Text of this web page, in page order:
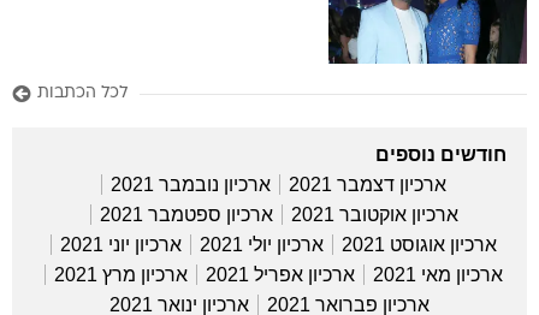
לכל הכתבות
חודשים נוספים
ארכיון דצמבר 2021
ארכיון נובמבר 2021
ארכיון אוקטובר 2021
ארכיון ספטמבר 2021
ארכיון אוגוסט 2021
ארכיון יולי 2021
ארכיון יוני 2021
ארכיון מאי 2021
ארכיון אפריל 2021
ארכיון מרץ 2021
ארכיון פברואר 2021
ארכיון ינואר 2021